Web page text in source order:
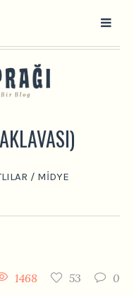
/ MIDYE
0
53
1468